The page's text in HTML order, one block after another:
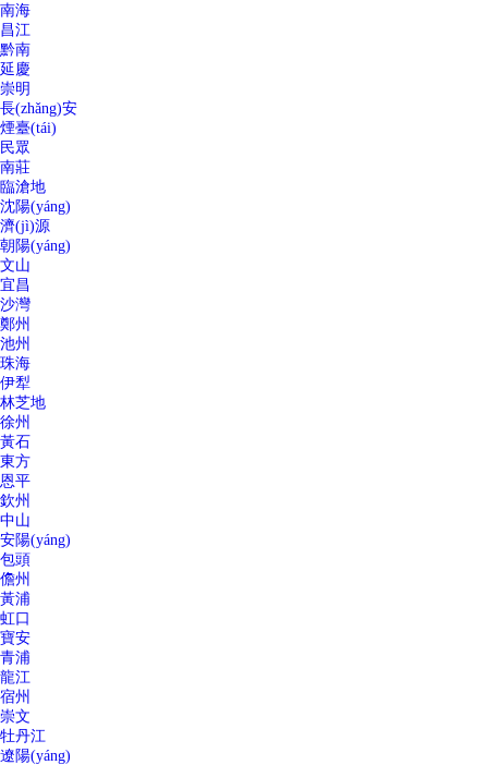
南海
昌江
黔南
延慶
崇明
長(zhǎng)安
煙臺(tái)
民眾
南莊
臨滄地
沈陽(yáng)
濟(jì)源
朝陽(yáng)
文山
宜昌
沙灣
鄭州
池州
珠海
伊犁
林芝地
徐州
黃石
東方
恩平
欽州
中山
安陽(yáng)
包頭
儋州
黃浦
虹口
寶安
青浦
龍江
宿州
崇文
牡丹江
遼陽(yáng)